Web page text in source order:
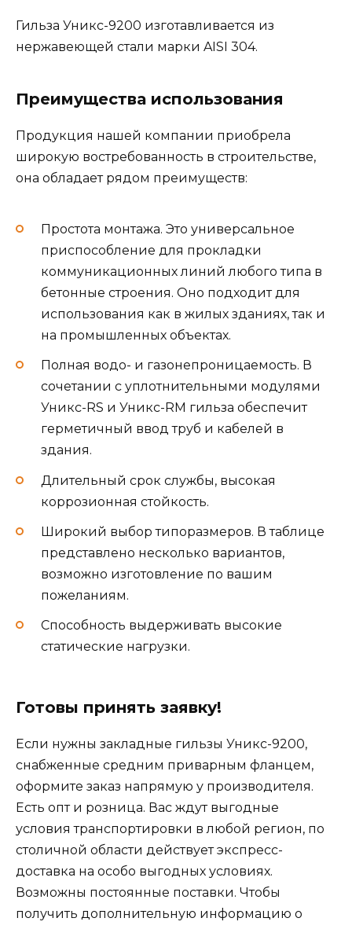
Гильза Уникс-9200 изготавливается из
нержавеющей стали марки AISI 304.
Преимущества использования
Продукция нашей компании приобрела
широкую востребованность в строительстве,
она обладает рядом преимуществ:
Простота монтажа. Это универсальное
приспособление для прокладки
коммуникационных линий любого типа в
бетонные строения. Оно подходит для
использования как в жилых зданиях, так и
на промышленных объектах.
Полная водо- и газонепроницаемость. В
сочетании с уплотнительными модулями
Уникс-RS и Уникс-RМ гильза обеспечит
герметичный ввод труб и кабелей в
здания.
Длительный срок службы, высокая
коррозионная стойкость.
Широкий выбор типоразмеров. В таблице
представлено несколько вариантов,
возможно изготовление по вашим
пожеланиям.
Способность выдерживать высокие
статические нагрузки.
Готовы принять заявку!
Если нужны закладные гильзы Уникс-9200,
снабженные средним приварным фланцем,
оформите заказ напрямую у производителя.
Есть опт и розница. Вас ждут выгодные
условия транспортировки в любой регион, по
столичной области действует экспресс-
доставка на особо выгодных условиях.
Возможны постоянные поставки. Чтобы
получить дополнительную информацию о